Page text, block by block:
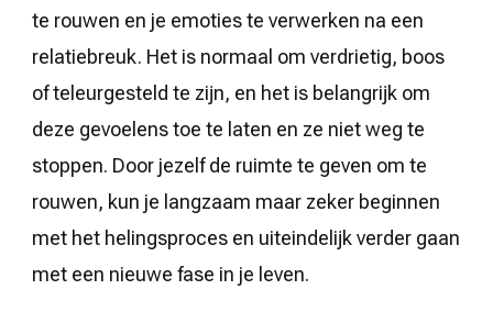
te rouwen en je emoties te verwerken na een
relatiebreuk. Het is normaal om verdrietig, boos
of teleurgesteld te zijn, en het is belangrijk om
deze gevoelens toe te laten en ze niet weg te
stoppen. Door jezelf de ruimte te geven om te
rouwen, kun je langzaam maar zeker beginnen
met het helingsproces en uiteindelijk verder gaan
met een nieuwe fase in je leven.